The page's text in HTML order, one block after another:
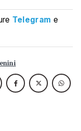
Telegram e